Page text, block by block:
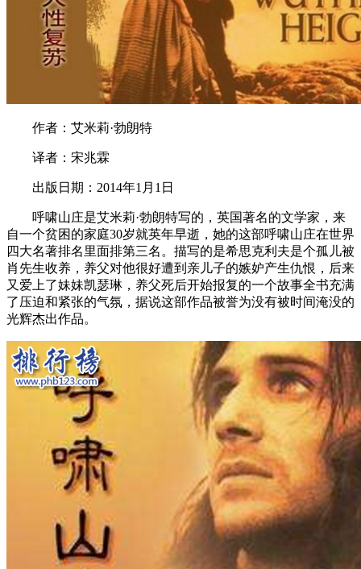
作者：艾米莉·勃朗特
译者：宋兆霖
出版日期：2014年1月1日
呼啸山庄是艾米莉·勃朗特写的，英国著名的文学家，来
自一个贫困的家庭30岁就英年早逝，她的这部呼啸山庄在世界
四大名著排名里面排第三名。描写的是希思克利夫是个孤儿被
肖先生收养，养父对他很好遭到亲儿子的嫉妒产生仇恨，后来
又爱上了妹妹凯瑟琳，养父死后开始报复的一个故事全书充满
了压迫和紧张的气氛，据说这部作品被誉为没有被时间淹没的
光辉杰出作品。